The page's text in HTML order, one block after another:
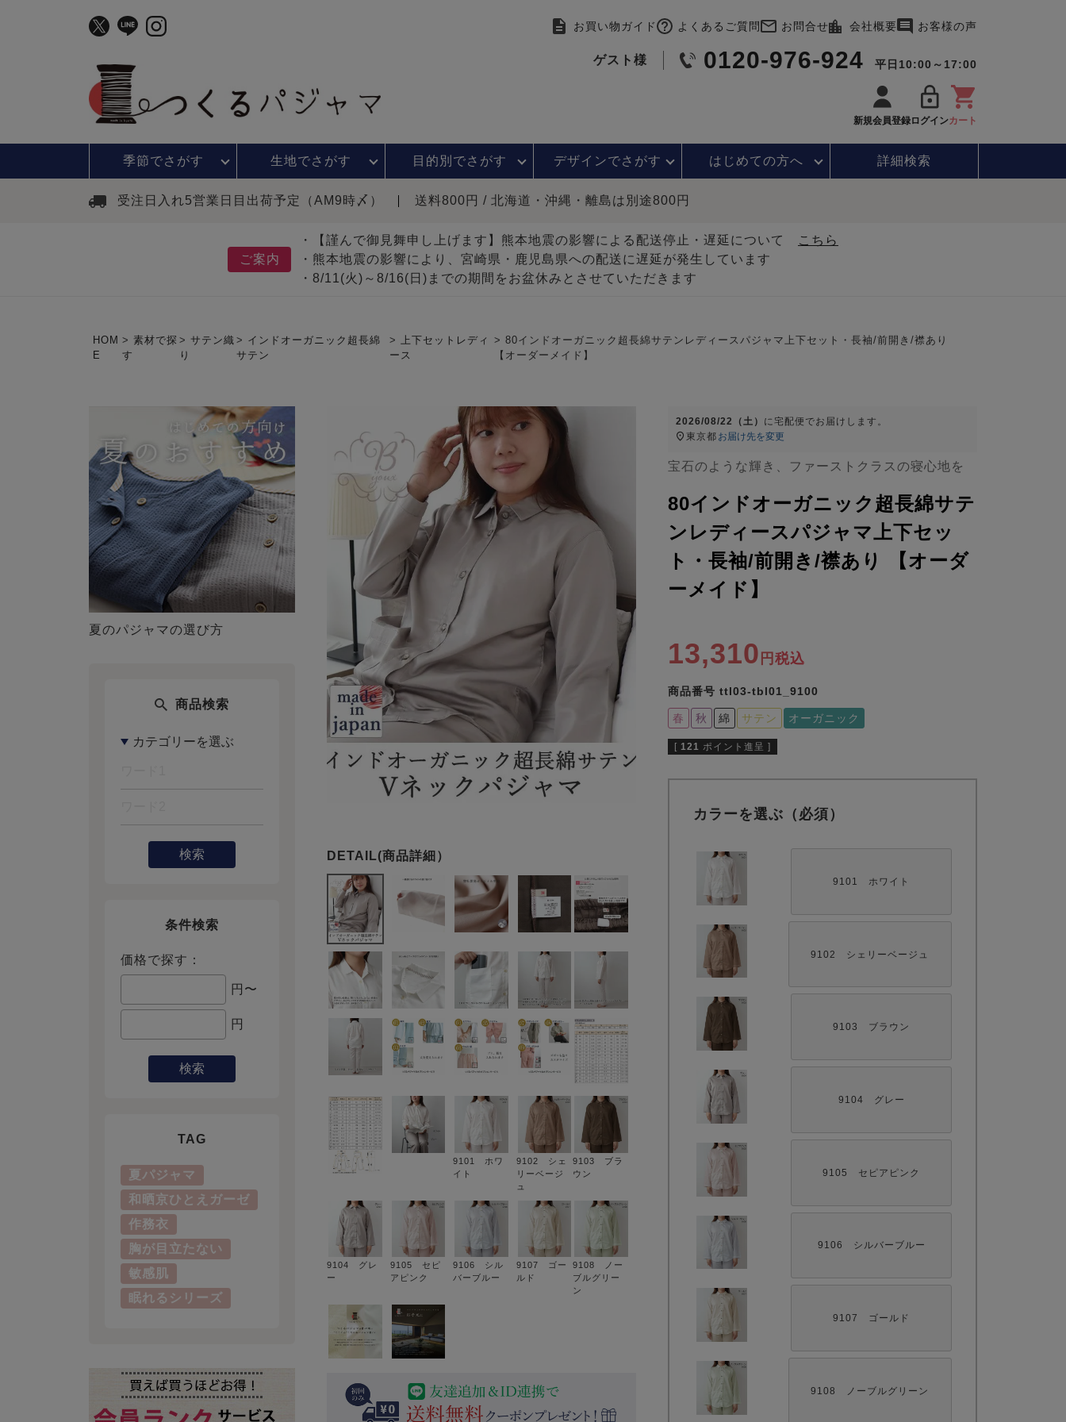
お買い物ガイド よくあるご質問 お問合せ 会社概要 お客様の声
ゲスト様 0120-976-924 平日10:00～17:00
新規会員登録ログインカート
季節でさがす 生地でさがす 目的別でさがす デザインでさがす はじめての方へ 詳細検索
受注日入れ5営業日目出荷予定（AM9時〆） 送料800円 / 北海道・沖縄・離島は別途800円
ご案内
・【謹んで御見舞申し上げます】熊本地震の影響による配送停止・遅延について
こちら
・熊本地震の影響により、宮崎県・鹿児島県への配送に遅延が発生しています
・8/11(火)～8/16(日)までの期間をお盆休みとさせていただきます
HOM
E
素材で探
す
サテン織
り
インドオーガニック超長綿
サテン
上下セットレディ
ース
80インドオーガニック超長綿サテンレディースパジャマ上下セット・長袖/前開き/襟あり
【オーダーメイド】
夏のパジャマの選び方
商品検索
検索
条件検索
価格で探す：
円〜
円
検索
TAG
夏パジャマ
和晒京ひとえガーゼ
作務衣
胸が目立たない
敏感肌
眠れるシリーズ
9101 ホワ
イト
9102 シェ
リーベージ
ュ
9103 ブラ
ウン
9104 グレ
ー
9105 セピ
アピンク
9106 シル
バーブルー
9107 ゴー
ルド
9108 ノー
ブルグリー
ン
2026/08/22（土） に宅配便 でお届けします。
東京都 お届け先を変更
宝石のような輝き、ファーストクラスの寝心地を
80インドオーガニック超長綿サテ
ンレディースパジャマ上下セッ
ト・長袖/前開き/襟あり 【オーダ
ーメイド】
13,310 税込
商品番号 ttl03-tbl01_9100
春 秋 綿 サテン オーガニック
[ 121 ポイント進呈 ]
カラーを選ぶ（必須）
9101 ホワイト
9102 シェリーベージュ
9103 ブラウン
9104 グレー
9105 セピアピンク
9106 シルバーブルー
9107 ゴールド
9108 ノーブルグリーン